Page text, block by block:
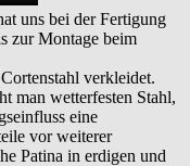
uns bei der Fertigung
zur Montage beim
verkleidet.
man wetterfesten Stahl,
eine
vor weiterer
Patina in erdigen und